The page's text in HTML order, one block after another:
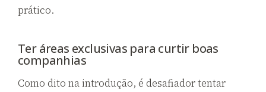
prático.
Ter áreas exclusivas para curtir boas
companhias
Como dito na introdução, é desafiador tentar